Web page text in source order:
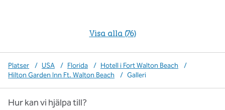
Visa alla (76)
Platser / USA / Florida / Hotell i Fort Walton Beach
/
Hilton Garden Inn Ft. Walton Beach
/ Galleri
Hur kan vi hjälpa till?